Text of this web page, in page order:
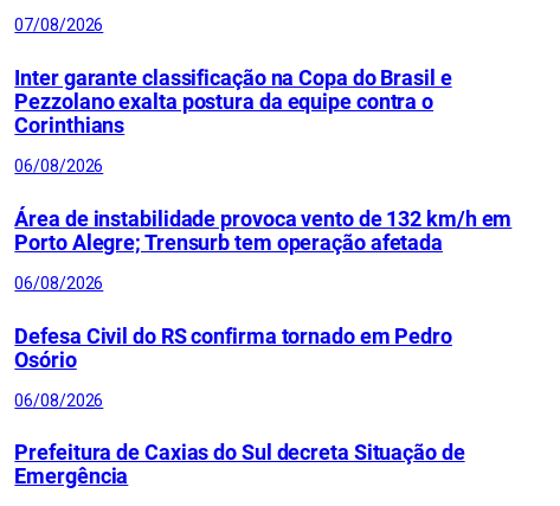
07/08/2026
Inter garante classificação na Copa do Brasil e
Pezzolano exalta postura da equipe contra o
Corinthians
06/08/2026
Área de instabilidade provoca vento de 132 km/h em
Porto Alegre; Trensurb tem operação afetada
06/08/2026
Defesa Civil do RS confirma tornado em Pedro
Osório
06/08/2026
Prefeitura de Caxias do Sul decreta Situação de
Emergência